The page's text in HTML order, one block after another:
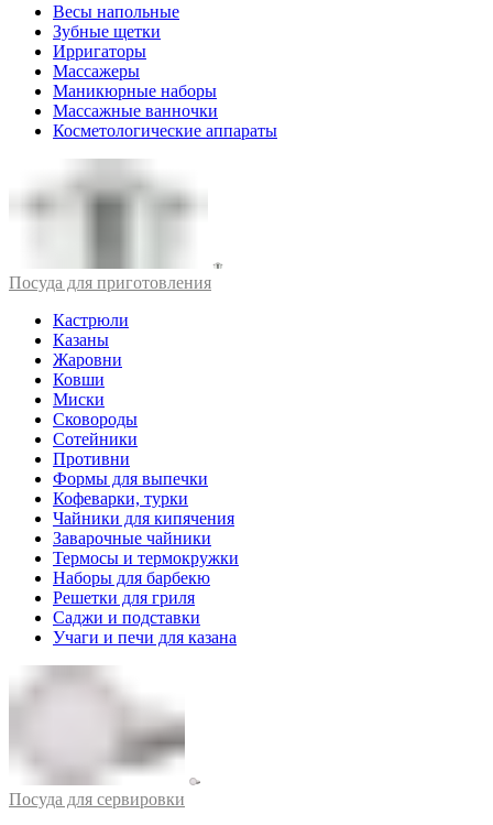
Весы напольные
Зубные щетки
Ирригаторы
Массажеры
Маникюрные наборы
Массажные ванночки
Косметологические аппараты
Посуда для приготовления
Кастрюли
Казаны
Жаровни
Ковши
Миски
Сковороды
Сотейники
Противни
Формы для выпечки
Кофеварки, турки
Чайники для кипячения
Заварочные чайники
Термосы и термокружки
Наборы для барбекю
Решетки для гриля
Саджи и подставки
Учаги и печи для казана
Посуда для сервировки